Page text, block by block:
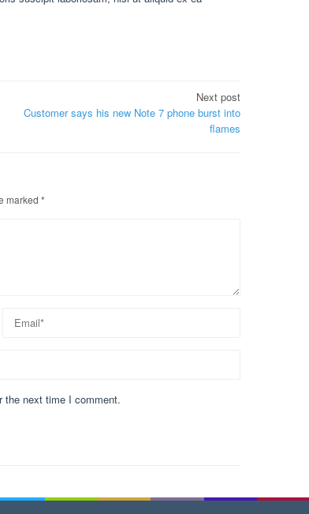
Next post
Customer says his new Note 7 phone burst into
flames
marked *
the next time I comment.